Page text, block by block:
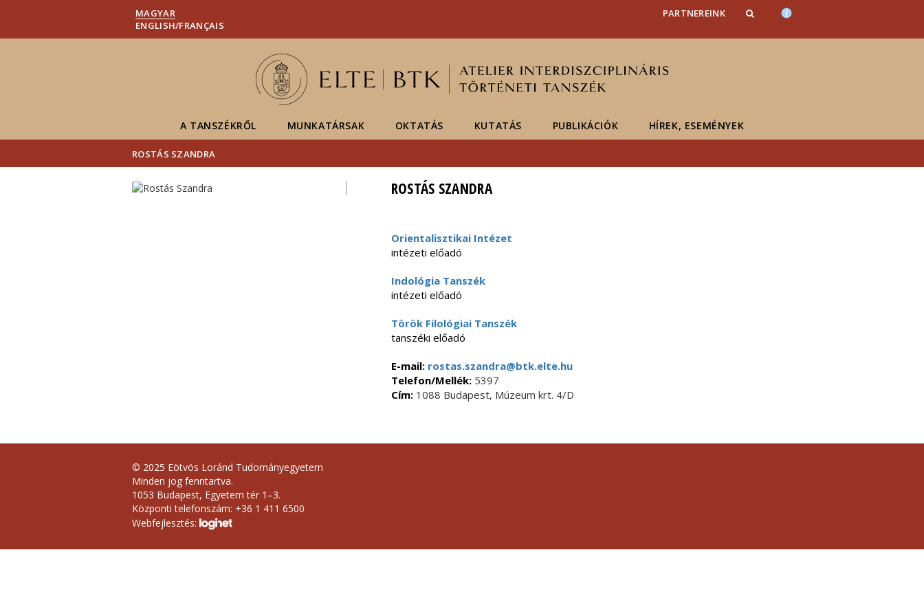
sajtóban
MAGYAR
ENGLISH/FRANÇAIS
PARTNEREINK
A TANSZÉKRŐL MUNKATÁRSAK OKTATÁS KUTATÁS PUBLIKÁCIÓK HÍREK, ESEMÉNYEK
ROSTÁS SZANDRA
ROSTÁS SZANDRA
Orientalisztikai Intézet
intézeti előadó
Indológia Tanszék
intézeti előadó
Török Filológiai Tanszék
tanszéki előadó
E-mail:rostas.szandra@btk.elte.hu
Telefon/Mellék:5397
Cím:1088 Budapest, Múzeum krt. 4/D
© 2025 Eötvös Loránd Tudományegyetem
Minden jog fenntartva.
1053 Budapest, Egyetem tér 1–3.
Központi telefonszám: +36 1 411 6500
Webfejlesztés: